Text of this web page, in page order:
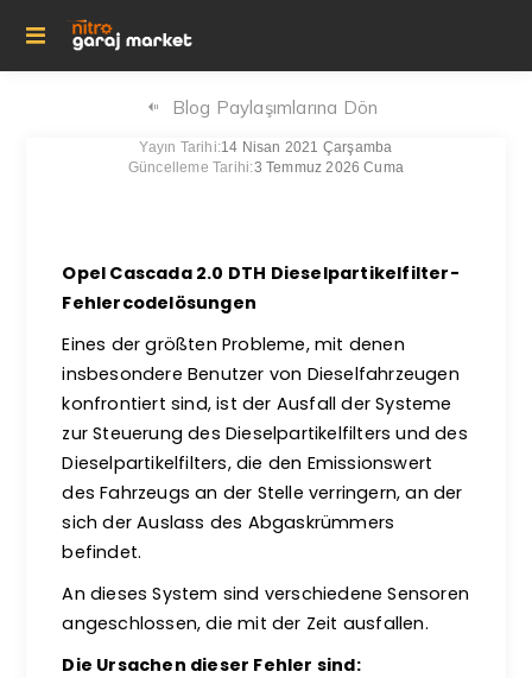
Blog Paylaşımlarına Dön
Yayın Tarihi:14 Nisan 2021 Çarşamba
Güncelleme Tarihi:3 Temmuz 2026 Cuma
Opel Cascada 2.0 DTH Dieselpartikelfilter-
Fehlercodelösungen
Eines der größten Probleme, mit denen
insbesondere Benutzer von Dieselfahrzeugen
konfrontiert sind, ist der Ausfall der Systeme
zur Steuerung des Dieselpartikelfilters und des
Dieselpartikelfilters, die den Emissionswert
des Fahrzeugs an der Stelle verringern, an der
sich der Auslass des Abgaskrümmers
befindet.
An dieses System sind verschiedene Sensoren
angeschlossen, die mit der Zeit ausfallen.
Die Ursachen dieser Fehler sind: